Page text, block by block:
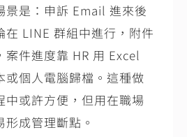
景是：申訴 Email 進來後
在 LINE 群組中進行，附件
案件進度靠 HR 用 Excel
或個人電腦歸檔。這種做
中或許方便，但用在職場
成管理斷點。